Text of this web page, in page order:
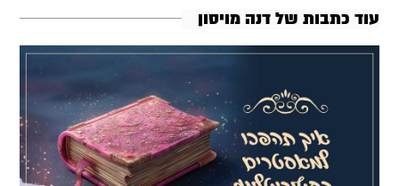
עוד כתבות של דנה מויסון